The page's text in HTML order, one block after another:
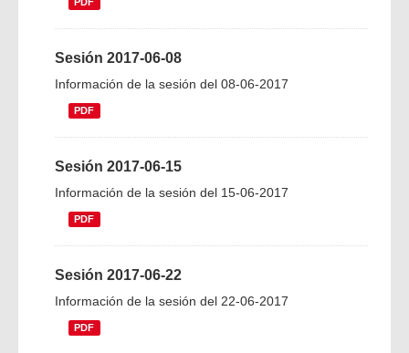
Sesión 2017-06-08
Información de la sesión del 08-06-2017
PDF
Sesión 2017-06-15
Información de la sesión del 15-06-2017
PDF
Sesión 2017-06-22
Información de la sesión del 22-06-2017
PDF